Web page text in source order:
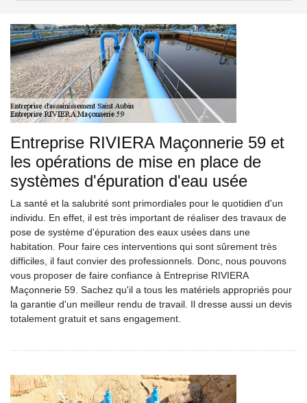
Entreprise RIVIERA Maçonnerie 59 et
les opérations de mise en place de
systèmes d'épuration d'eau usée
La santé et la salubrité sont primordiales pour le quotidien d'un
individu. En effet, il est très important de réaliser des travaux de
pose de système d'épuration des eaux usées dans une
habitation. Pour faire ces interventions qui sont sûrement très
difficiles, il faut convier des professionnels. Donc, nous pouvons
vous proposer de faire confiance à Entreprise RIVIERA
Maçonnerie 59. Sachez qu'il a tous les matériels appropriés pour
la garantie d'un meilleur rendu de travail. Il dresse aussi un devis
totalement gratuit et sans engagement.